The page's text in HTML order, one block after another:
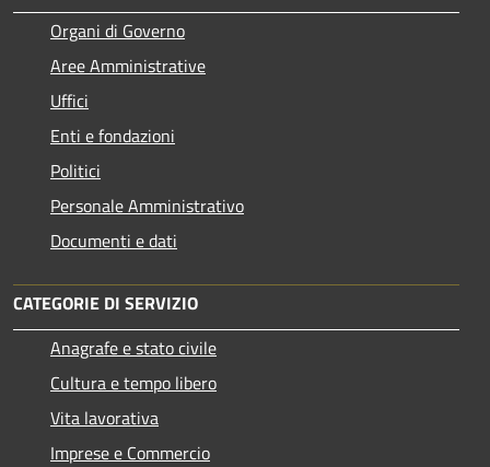
Organi di Governo
Aree Amministrative
Uffici
Enti e fondazioni
Politici
Personale Amministrativo
Documenti e dati
CATEGORIE DI SERVIZIO
Anagrafe e stato civile
Cultura e tempo libero
Vita lavorativa
Imprese e Commercio